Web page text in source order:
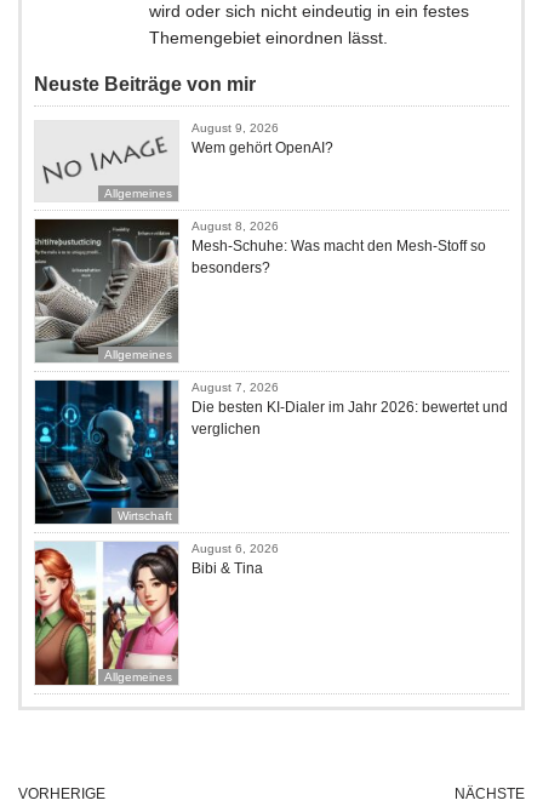
wird oder sich nicht eindeutig in ein festes
Themengebiet einordnen lässt.
Neuste Beiträge von mir
Allgemeines
August 9, 2026
Wem gehört OpenAI?
Allgemeines
August 8, 2026
Mesh-Schuhe: Was macht den Mesh-Stoff so
besonders?
Wirtschaft
August 7, 2026
Die besten KI-Dialer im Jahr 2026: bewertet und
verglichen
Allgemeines
August 6, 2026
Bibi & Tina
VORHERIGE NÄCHSTE